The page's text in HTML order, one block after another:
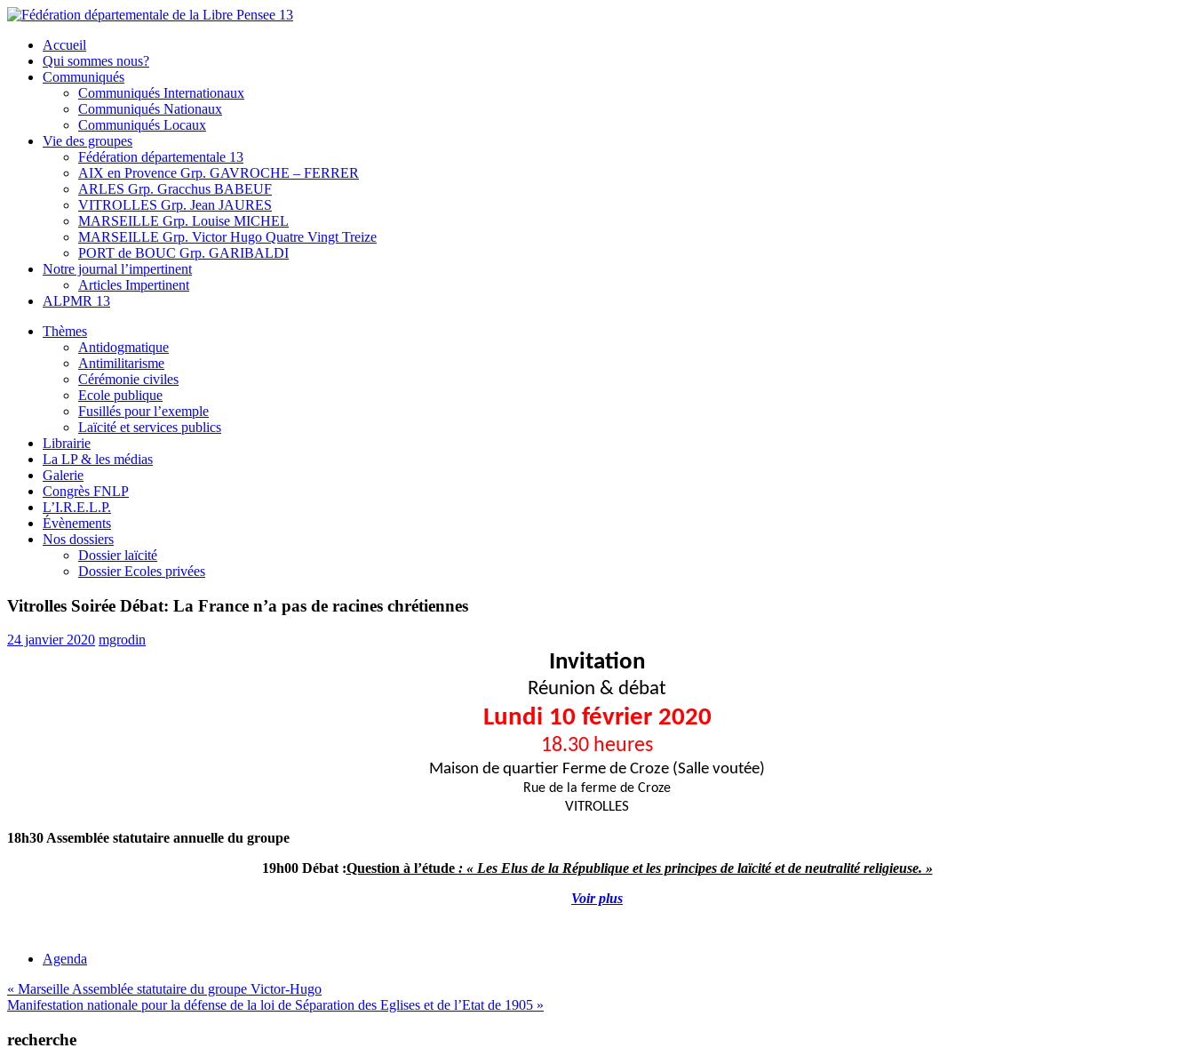
Skip
content
Fédération départementale de la Libre Pensee 13
Membre de la fédération Nationale de la Libre Pensée ni dieu ni maitre
Accueil
Qui sommes nous?
Communiqués
Communiqués Internationaux
Communiqués Nationaux
Communiqués Locaux
Vie des groupes
Fédération départementale 13
AIX en Provence Grp. GAVROCHE – FERRER
ARLES Grp. Gracchus BABEUF
VITROLLES Grp. Jean JAURES
MARSEILLE Grp. Louise MICHEL
MARSEILLE Grp. Victor Hugo Quatre Vingt Treize
PORT de BOUC Grp. GARIBALDI
Notre journal l’impertinent
Articles Impertinent
ALPMR 13
Thèmes
Antidogmatique
Antimilitarisme
Cérémonie civiles
Ecole publique
Fusillés pour l’exemple
Laïcité et services publics
Librairie
La LP & les médias
Galerie
Congrès FNLP
L’I.R.E.L.P.
Évènements
Nos dossiers
Dossier laïcité
Dossier Ecoles privées
Vitrolles Soirée Débat: La France n’a pas de racines chrétiennes
24 janvier 2020 mgrodin
Invitation
Réunion & débat
Lundi 10 février 2020
18.30 heures
Maison de quartier Ferme de Croze (Salle voutée)
Rue de la ferme de Croze
VITROLLES
18h30 Assemblée statutaire annuelle du groupe
19h00 Débat :Question à l’étude : « Les Elus de la République et les principes de laïcité et de neutralité religieuse. »
Voir plus
Agenda
Navigation
de
l’article
« Marseille Assemblée statutaire du groupe Victor-Hugo
Manifestation nationale pour la défense de la loi de Séparation des Eglises et de l’Etat de 1905 »
recherche